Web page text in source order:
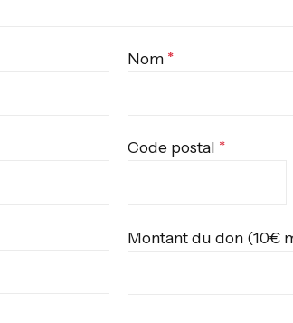
Nom
Code postal
Montant du don (10€